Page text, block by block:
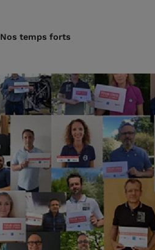
Nos temps forts